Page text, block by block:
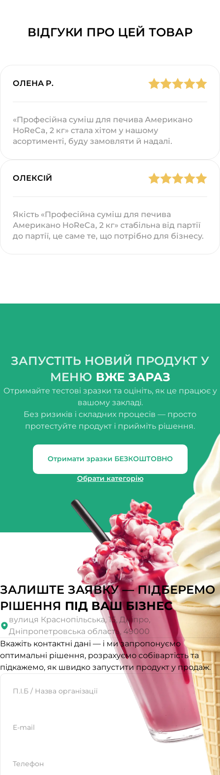
ВІДГУКИ ПРО ЦЕЙ ТОВАР
ОЛЕНА Р.
«Професійна суміш для печива Американо
HoReCa, 2 кг» стала хітом у нашому
асортименті, буду замовляти й надалі.
ОЛЕКСІЙ
Якість «Професійна суміш для печива
Американо HoReCa, 2 кг» стабільна від партії
до партії, це саме те, що потрібно для бізнесу.
ЗАПУСТІТЬ НОВИЙ ПРОДУКТ У
МЕНЮ ВЖЕ ЗАРАЗ
Отримайте тестові зразки та оцініть, як це працює у
вашому закладі.
Без ризиків і складних процесів — просто
протестуйте продукт і прийміть рішення.
Отримати зразки БЕЗКОШТОВНО
Обрати категорію
ЗАЛИШТЕ ЗАЯВКУ — ПІДБЕРЕМО
РІШЕННЯ ПІД ВАШ БІЗНЕС
вулиця Краснопільська, 15, Дніпро,
Дніпропетровська область, 49000
Вкажіть контактні дані — і ми запропонуємо
оптимальні рішення, розрахуємо собівартість та
підкажемо, як швидко запустити продукт у продаж.
П.І.Б / Назва організації
E-mail
Телефон
Website